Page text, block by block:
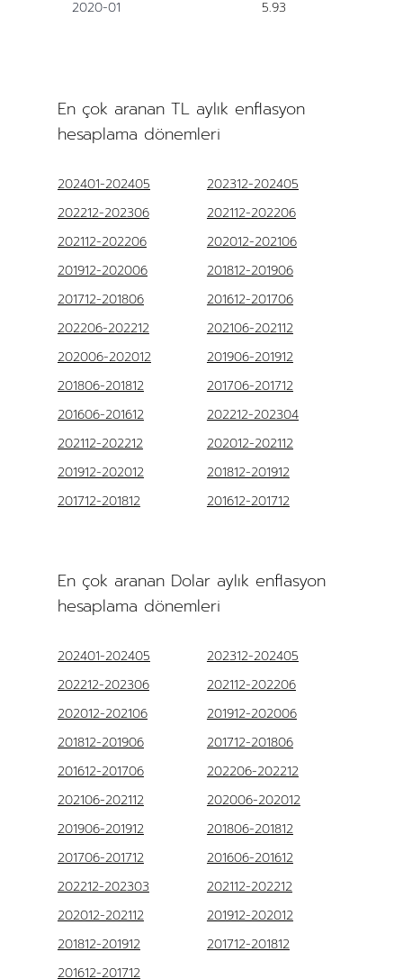
2020-01 5.93
En çok aranan TL aylık enflasyon
hesaplama dönemleri
202401-202405
202312-202405
202212-202306
202112-202206
202112-202206
202012-202106
201912-202006
201812-201906
201712-201806
201612-201706
202206-202212
202106-202112
202006-202012
201906-201912
201806-201812
201706-201712
201606-201612
202212-202304
202112-202212
202012-202112
201912-202012
201812-201912
201712-201812
201612-201712
En çok aranan Dolar aylık enflasyon
hesaplama dönemleri
202401-202405
202312-202405
202212-202306
202112-202206
202012-202106
201912-202006
201812-201906
201712-201806
201612-201706
202206-202212
202106-202112
202006-202012
201906-201912
201806-201812
201706-201712
201606-201612
202212-202303
202112-202212
202012-202112
201912-202012
201812-201912
201712-201812
201612-201712